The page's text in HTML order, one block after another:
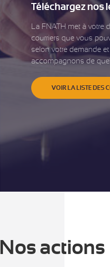
Téléchargez nos
La FNATH met à votre
courriers que vous
selon votre demande
accompagnons de
VOIR LA LISTE DES
Nos actions